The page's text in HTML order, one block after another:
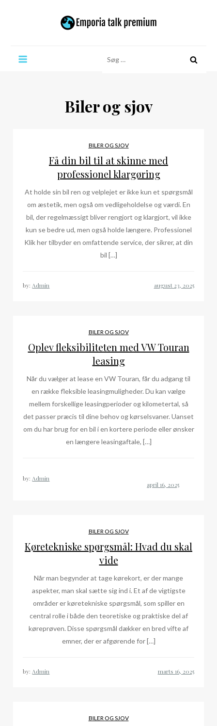
efter:
Biler og sjov
BILER OG SJOV
Få din bil til at skinne med
professionel klargøring
At holde sin bil ren og velplejet er ikke kun et spørgsmål
om æstetik, men også om vedligeholdelse og værdi. En
bil, der regelmæssigt bliver rengjort og klargjort, vil ikke
kun se bedre ud, men også holde længere. Professionel
Klik her tilbyder en omfattende service, der sikrer, at din
bil […]
by: Admin
BILER OG SJOV
Oplev fleksibiliteten med VW Touran
leasing
Når du vælger at lease en VW Touran, får du adgang til
en række fleksible leasingmuligheder. Du kan vælge
mellem forskellige leasingperioder og kilometertal, så
det passer præcis til dine behov og kørselsvaner. Uanset
om du har brug for en bil i en kortere periode eller ønsker
en længere leasingaftale, […]
by: Admin
BILER OG SJOV
Køretekniske spørgsmål: Hvad du skal
vide
Når man begynder at tage kørekort, er der mange
aspekter, man skal sætte sig ind i. Et af de vigtigste
områder er køretekniske spørgsmål, som spiller en
central rolle i både den teoretiske og praktiske del af
køreprøven. Disse spørgsmål dækker en bred vifte af
emner, der er afgørende for […]
by: Admin
BILER OG SJOV